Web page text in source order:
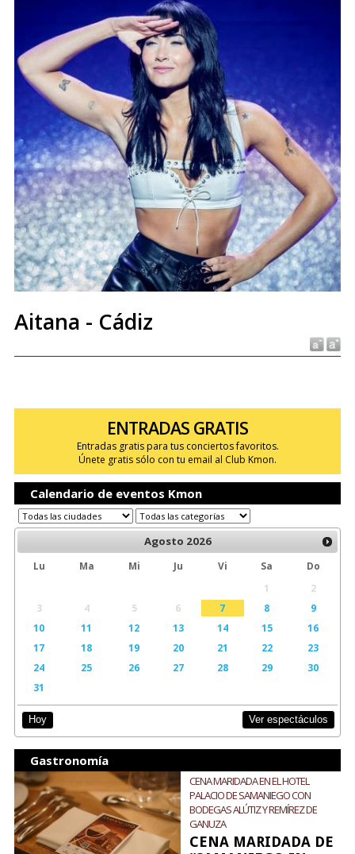
Aitana - Cádiz
ENTRADAS GRATIS
Entradas gratis para tus conciertos favoritos.
Únete gratis sólo con tu email al Club Kmon.
Calendario de eventos Kmon
Agosto 2026
Lu Ma Mi Ju Vi Sa
Do
1
2
3
4 5 6 7 8
9
10
11 12 13 14 15
16
17
18 19 20 21 22
23
24
25 26 27 28 29
30
31
Hoy Ver espectáculos
Gastronomía
CENA MARIDADA EN EL HOTEL
PALACIO DE SAMANIEGO CON
BODEGAS ALÚTIZ Y REMÍREZ DE
GANUZA
CENA MARIDADA DE